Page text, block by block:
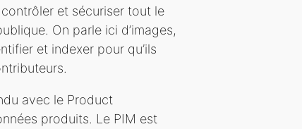
et sécuriser tout le
On parle ici d’images,
et indexer pour qu’ils
avec le Product
produits. Le PIM est